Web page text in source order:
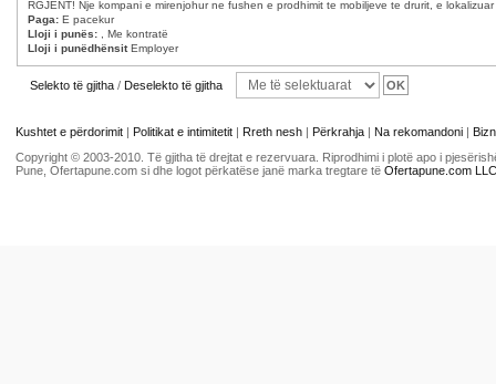
RGJENT! Nje kompani e mirenjohur ne fushen e prodhimit te mobiljeve te drurit, e
Paga: E pacekur
Lloji i punës: , Me kontratë
Lloji i punëdhënsitEmployer
Selekto të gjitha / Deselekto të gjitha
Kushtet e përdorimit | Politikat e intimitetit | Rreth nesh | Përkrahja | Na rekomandoni |
Copyright © 2003-2010. Të gjitha të drejtat e rezervuara. Riprodhimi i plotë apo i
Pune, Ofertapune.com si dhe logot përkatëse janë marka tregtare të Ofertapune.com LLC